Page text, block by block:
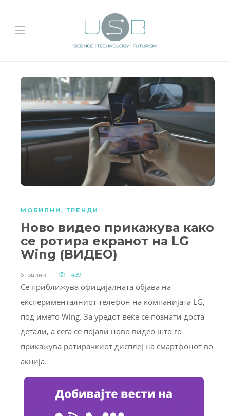
МОБИЛНИ , ТРЕНДИ
Ново видео прикажува како
се ротира екранот на LG
Wing (ВИДЕО)
6 години 1439
Се приближува официјалната објава на
експерименталниот телефон на компанијата LG,
под името Wing. За уредот веќе се познати доста
детали, а сега се појави ново видео што го
прикажува ротирачкиот дисплеј на смартфонот во
акција.